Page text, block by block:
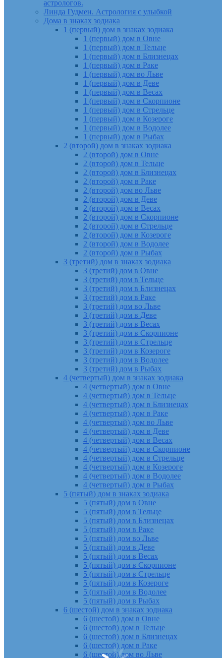
астрологов.
Линда Гудмен. Астрология с улыбкой
Дома в знаках зодиака
1 (первый) дом в знаках зодиака
1 (первый) дом в Овне
1 (первый) дом в Тельце
1 (первый) дом в Близнецах
1 (первый) дом в Раке
1 (первый) дом во Льве
1 (первый) дом в Деве
1 (первый) дом в Весах
1 (первый) дом в Скорпионе
1 (первый) дом в Стрельце
1 (первый) дом в Козероге
1 (первый) дом в Водолее
1 (первый) дом в Рыбах
2 (второй) дом в знаках зодиака
2 (второй) дом в Овне
2 (второй) дом в Тельце
2 (второй) дом в Близнецах
2 (второй) дом в Раке
2 (второй) дом во Льве
2 (второй) дом в Деве
2 (второй) дом в Весах
2 (второй) дом в Скорпионе
2 (второй) дом в Стрельце
2 (второй) дом в Козероге
2 (второй) дом в Водолее
2 (второй) дом в Рыбах
3 (третий) дом в знаках зодиака
3 (третий) дом в Овне
3 (третий) дом в Тельце
3 (третий) дом в Близнецах
3 (третий) дом в Раке
3 (третий) дом во Льве
3 (третий) дом в Деве
3 (третий) дом в Весах
3 (третий) дом в Скорпионе
3 (третий) дом в Стрельце
3 (третий) дом в Козероге
3 (третий) дом в Водолее
3 (третий) дом в Рыбах
4 (четвертый) дом в знаках зодиака
4 (четвертый) дом в Овне
4 (четвертый) дом в Тельце
4 (четвертый) дом в Близнецах
4 (четвертый) дом в Раке
4 (четвертый) дом во Льве
4 (четвертый) дом в Деве
4 (четвертый) дом в Весах
4 (четвертый) дом в Скорпионе
4 (четвертый) дом в Стрельце
4 (четвертый) дом в Козероге
4 (четвертый) дом в Водолее
4 (четвертый) дом в Рыбах
5 (пятый) дом в знаках зодиака
5 (пятый) дом в Овне
5 (пятый) дом в Тельце
5 (пятый) дом в Близнецах
5 (пятый) дом в Раке
5 (пятый) дом во Льве
5 (пятый) дом в Деве
5 (пятый) дом в Весах
5 (пятый) дом в Скорпионе
5 (пятый) дом в Стрельце
5 (пятый) дом в Козероге
5 (пятый) дом в Водолее
5 (пятый) дом в Рыбах
6 (шестой) дом в знаках зодиака
6 (шестой) дом в Овне
6 (шестой) дом в Тельце
6 (шестой) дом в Близнецах
6 (шестой) дом в Раке
6 (шестой) дом во Льве